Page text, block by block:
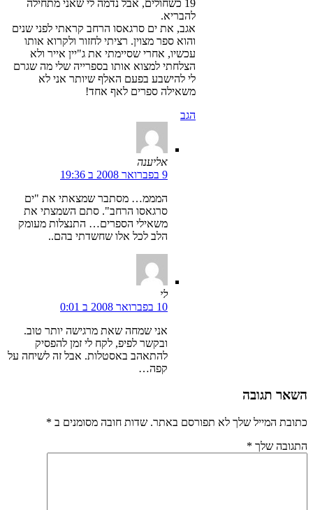
19 כשחולים, אבל נדמה לי שאני מתחילה
להבריא.
אגב, את ים סרגאסו הרחב קראתי לפני שנים
והוא ספר מצוין. רציתי לחזור ולקרוא אותו
עכשיו, אחרי שסיימתי את ג"יין אייר ולא
הצלחתי למצוא אותו בספרייה שלי מה שגרם
לי להישבע בפעם האלף שיותר אני לא
משאילה ספרים לאף אחד!
הגב
אליענה
9 בפברואר 2008 ב 19:36
המממ… מסתבר שמצאתי את "ים
סרגאסו הרחב". סתם השמצתי את
משאילי הספרים… התנצלות מעומק
הלב לכל אלו שחשדתי בהם..
לי
10 בפברואר 2008 ב 0:01
אני שמחה שאת מרגישה יותר טוב.
ובקשר לפיפ, לקח לי זמן להפסיק
להתאהב באסטלות. אבל זה לשיחה על
קפה…
השאר תגובה
כתובת המייל שלך לא תפורסם באתר. שדות חובה מסומנים ב *
התגובה שלך *